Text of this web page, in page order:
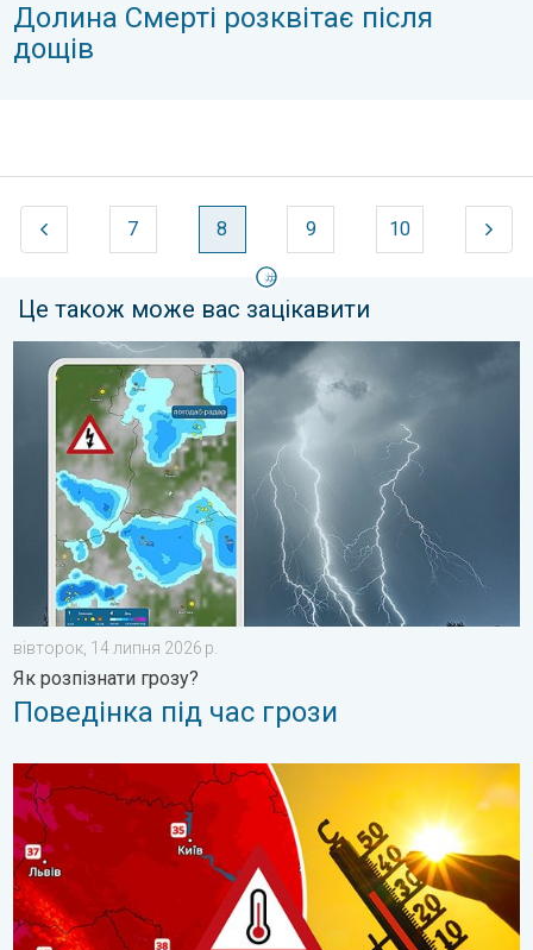
Долина Смерті розквітає після
дощів
7 8 9 10
Це також може вас зацікавити
Поведінка під час грози. Як розпізнати грозу?. . .
вівторок, 14 липня 2026 р.
Як розпізнати грозу?
Поведінка під час грози
Україну охопить сильна спека. Погодна тенденція. . .